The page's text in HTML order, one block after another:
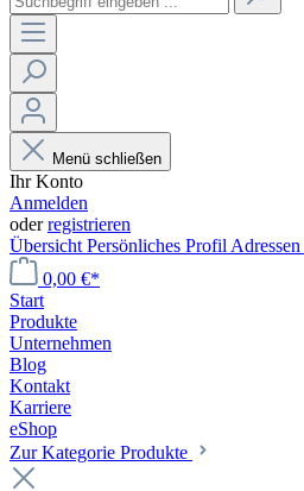
Menü schließen
Ihr Konto
Anmelden
oderregistrieren
Übersicht Persönliches Profil Adressen
0,00 €*
Start
Produkte
Unternehmen
Blog
Kontakt
Karriere
eShop
Zur Kategorie Produkte